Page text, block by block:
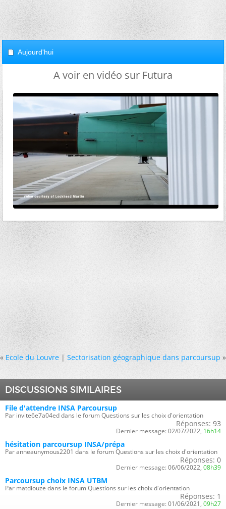
Aujourd'hui
A voir en vidéo sur Futura
« Ecole du Louvre|Sectorisation géographique dans parcoursup »
DISCUSSIONS SIMILAIRES
File d'attendre INSA Parcoursup
Par invite6e7a04ed dans le forum Questions sur les choix d'orientation
Réponses: 93
Dernier message: 02/07/2022, 16h14
hésitation parcoursup INSA/prépa
Par anneaunymous2201 dans le forum Questions sur les choix d'orientation
Réponses: 0
Dernier message: 06/06/2022, 08h39
Parcoursup choix INSA UTBM
Par matdiouze dans le forum Questions sur les choix d'orientation
Réponses: 1
Dernier message: 01/06/2021, 09h27